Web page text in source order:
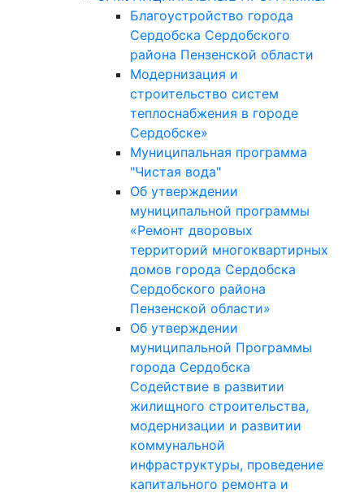
Благоустройство города
Сердобска Сердобского
района Пензенской области
Модернизация и
строительство систем
теплоснабжения в городе
Сердобске»
Муниципальная программа
"Чистая вода"
Об утверждении
муниципальной программы
«Ремонт дворовых
территорий многоквартирных
домов города Сердобска
Сердобского района
Пензенской области»
Об утверждении
муниципальной Программы
города Сердобска
Содействие в развитии
жилищного строительства,
модернизации и развитии
коммунальной
инфраструктуры, проведение
капитального ремонта и